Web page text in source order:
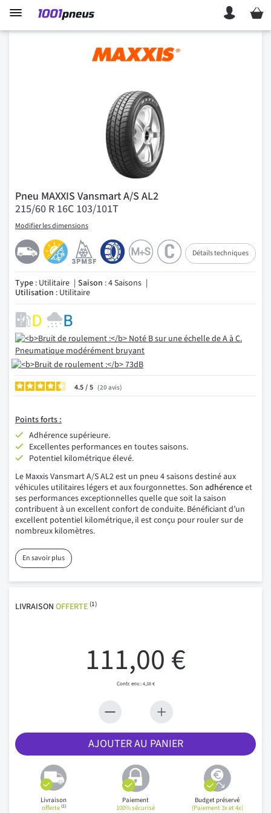
Mon
Pneu MAXXIS Vansmart A/S AL2
215/60 R 16C 103/101T
Modifier les dimensions
Détails techniques
Type : Utilitaire Saison : 4 Saisons
Utilisation : Utilitaire
4.5/ 20avis
Points forts :
Adhérence supérieure.
Excellentes performances en toutes saisons.
Potentiel kilométrique élevé.
Le Maxxis Vansmart A/S AL2 est un pneu 4 saisons destiné aux
véhicules utilitaires légers et aux fourgonnettes. Son adhérenceet
ses performances exceptionnelles quelle que soit la saison
contribuent à un excellent confort de conduite. Bénéficiant d’un
excellent potentiel kilométrique, il est conçu pour rouler sur de
nombreux kilomètres.
En savoir plus
LIVRAISON OFFERTE (1)
111,00 €
4,38 €
AJOUTER AU PANIER
Livraison
offerte(1)
Paiement
100% sécurisé
Budget préservé
(Paiement 3x et 4x)